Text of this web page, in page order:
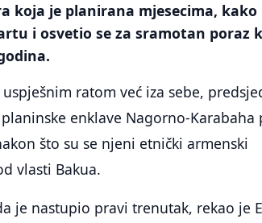
koja je planirana mjesecima, kako
i osvetio se za sramotan poraz
ratom već iza sebe,
enklave Nagorno-Karabaha
što su se njeni etnički armenski
vlasti Bakua.
je nastupio pravi trenutak, rekao je